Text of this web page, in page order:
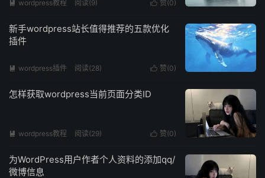
 赞(0)
 wordpress教程 阅读(9)
新手wordpress站长值得推荐的五款优化
插件
 赞(0)
 wordpress插件 阅读(28)
怎样获取wordpress当前页面分类ID
 赞(0)
 wordpress教程 阅读(29)
为WordPress用户作者个人资料的添加qq/
微博信息